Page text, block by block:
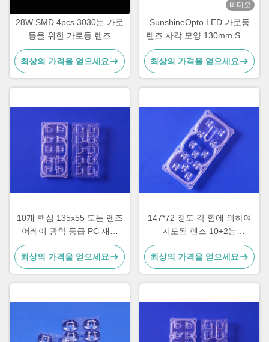
28W SMD 4pcs 3030는 가로
등을 위한 가로등 렌즈
TYPE4-S를 지도했습니다
최상의 가격을 얻으세요
비디오
SunshineOpto LED 가로등
렌즈 사각 모양 130mm SMD
30 점 5050
최상의 가격을 얻으세요
10개 핵심 135x55 도는 렌즈
어레이 광학 등급 PC 재료
ROHS 승인을 이끌었습니다
최상의 가격을 얻으세요
147*72 정도 각 힘에 의하여
지도된 렌즈 10+2는
3030/3535/5050의 Leds를
위한 렌즈 배열을 지도했습니
다
최상의 가격을 얻으세요